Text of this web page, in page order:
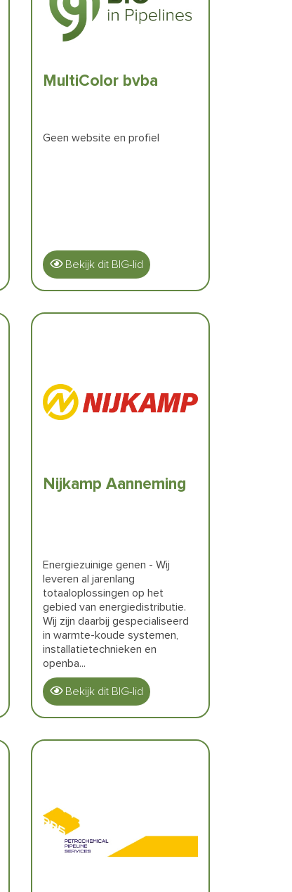
MultiColor bvba
Geen website en profiel
Bekijk dit BIG-lid
Nijkamp Aanneming
Energiezuinige genen - Wij
leveren al jarenlang
totaaloplossingen op het
gebied van energiedistributie.
Wij zijn daarbij gespecialiseerd
in warmte-koude systemen,
installatietechnieken en
openba...
Bekijk dit BIG-lid